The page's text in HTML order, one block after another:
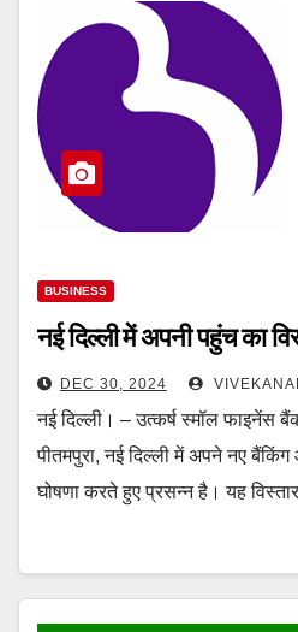
BUSINESS
नई दिल्ली में अपनी पहुंच का
DEC 30, 2024
नई दिल्ली। – उत्कर्ष स्मॉल फाइनेंस
पीतमपुरा, नई दिल्ली में अपने नए
घोषणा करते हुए प्रसन्न है। यह